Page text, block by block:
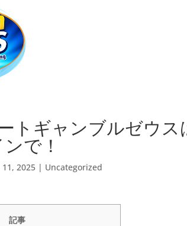
トギャンブルゼウス
で！
11, 2025 | Uncategorized
記事